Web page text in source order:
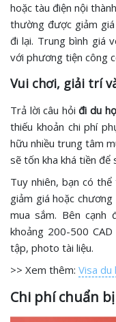
hoặc tàu điện nội
thường được giảm
đi lại. Trung bình giá
với phương tiện công
Vui chơi, giải trí
Trả lời câu hỏiđi du
thiếu khoản chi phí
hữu nhiều trung tâm
sẽ tốn kha khá tiền để
Tuy nhiên, bạn có
giảm giá hoặc
mua sắm. Bên cạnh
khoảng 200-500
tập, photo tài liệu.
>> Xem thêm: Visa du
Chi phí chuẩn